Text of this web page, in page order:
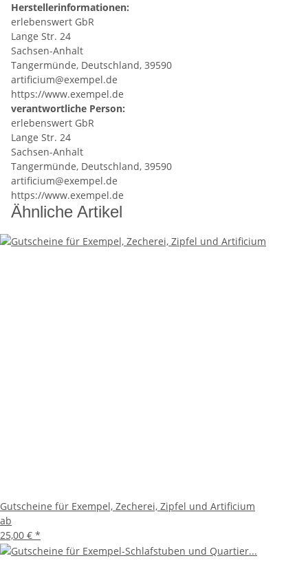
Herstellerinformationen:
erlebenswert GbR
Lange Str. 24
Sachsen-Anhalt
Tangermünde, Deutschland, 39590
artificium@exempel.de
https://www.exempel.de
verantwortliche Person:
erlebenswert GbR
Lange Str. 24
Sachsen-Anhalt
Tangermünde, Deutschland, 39590
artificium@exempel.de
https://www.exempel.de
Ähnliche Artikel
Gutscheine für Exempel, Zecherei, Zipfel und Artificium
ab
25,00 € *